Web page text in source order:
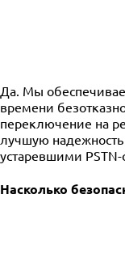
Да. Мы
времени
переключение на
лучшую
устаревшими PSTN-
Насколько